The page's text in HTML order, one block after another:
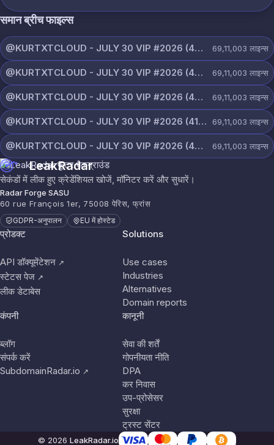
समान ब्रीच फाइल्स
@KURTXTCLOUD - JULY 30 VIP #2026 (44).txt 69,11,003 लाइन्स
@KURTXTCLOUD - JULY 30 VIP #2026 (43).txt 69,11,003 लाइन्स
@KURTXTCLOUD - JULY 30 VIP #2026 (42).txt 69,11,003 लाइन्स
@KURTXTCLOUD - JULY 30 VIP #2026 (41).txt 69,11,003 लाइन्स
@KURTXTCLOUD - JULY 30 VIP #2026 (40).txt 69,11,003 लाइन्स
LeakRadar
सेकंडों में लीक हुए क्रेडेंशियल खोजें, मॉनिटर करें और सुधारें।
Radar Forge SASU
60 rue François 1er, 75008 पेरिस, फ्रांस
GDPR-अनुपालन EU में होस्टेड
प्रोडक्ट
API डॉक्यूमेंटेशन ↗
स्टेटस पेज ↗
लीक डेटाबेस
Solutions
Use cases
Industries
Alternatives
Domain reports
कंपनी
ब्लॉग
संपर्क करें
SubdomainRadar.io ↗
कानूनी
सेवा की शर्तें
गोपनीयता नीति
DPA
कर निवास
उप-प्रोसेसर
सुरक्षा
ट्रस्ट सेंटर
© 2026 LeakRadar.io